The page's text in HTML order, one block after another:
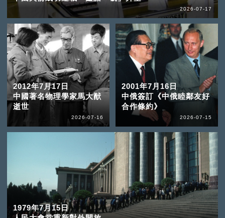
2026-07-17
2012年7月17日
中國著名物理學家馬大猷
逝世
2026-07-16
2001年7月16日
中俄簽訂《中俄睦鄰友好
合作條約》
2026-07-15
1979年7月15日